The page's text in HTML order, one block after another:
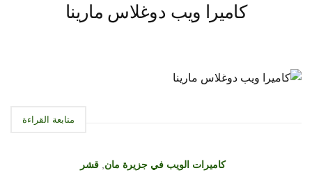
كاميرا ويب دوغلاس مارينا
متابعة القراءة
كاميرات الويب في جزيرة مان ,قشر